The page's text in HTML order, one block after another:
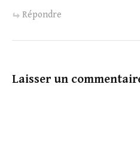
Répondre
Laisser un